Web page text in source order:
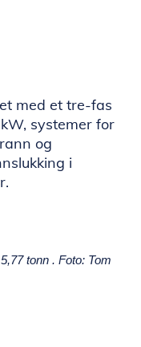
med et tre-fas
systemer for
og
i
tonn . Foto: Tom